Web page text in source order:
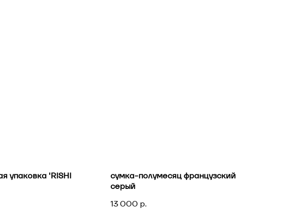
упаковка 'RISHI
сумка-полумесяц французский
серый
13 000 р.